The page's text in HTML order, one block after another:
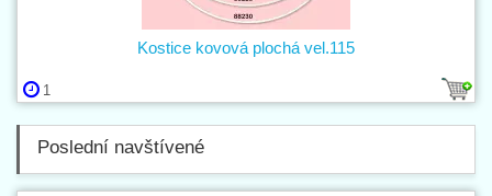
1
Kostice kovová plochá vel.115
Poslední navštívené